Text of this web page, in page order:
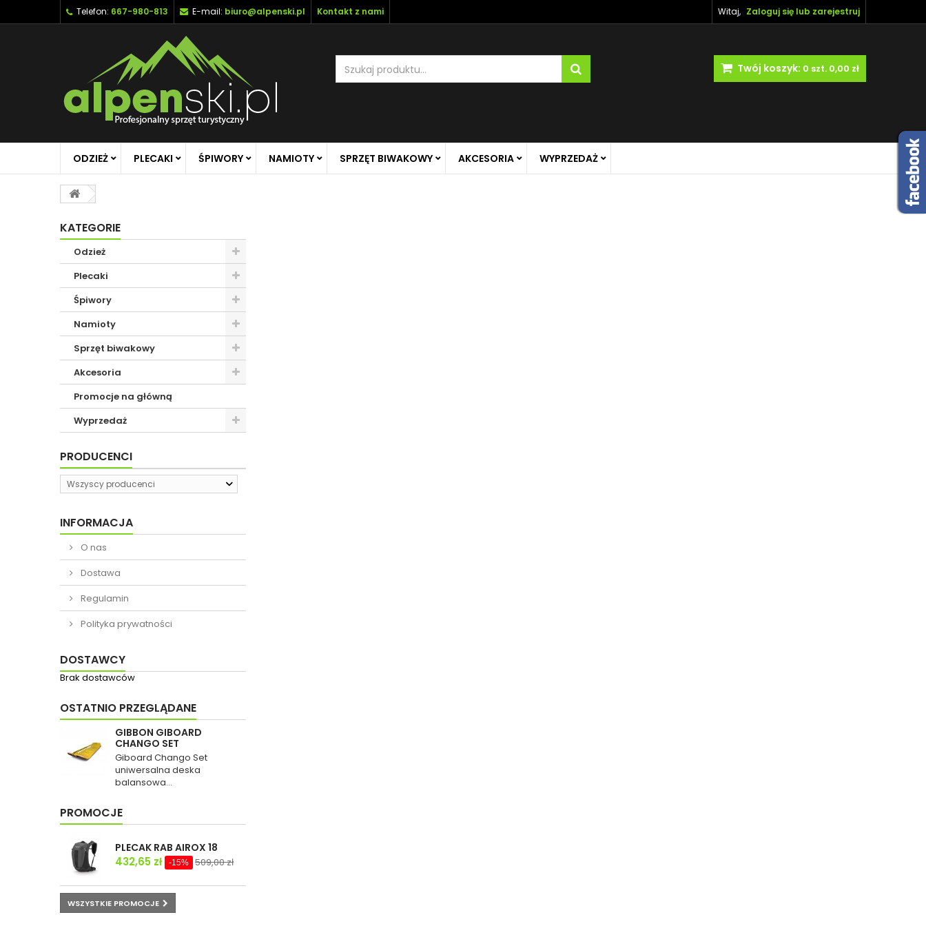
Witaj, Zaloguj się lub zarejestruj
Telefon: 667-980-813 E-mail: biuro@alpenski.pl Kontakt z nami
Twój koszyk: 0 szt. 0,00 zł
ODZIEŻ PLECAKI ŚPIWORY NAMIOTY SPRZĘT BIWAKOWY AKCESORIA WYPRZEDAŻ
KATEGORIE
Odzież
Plecaki
Śpiwory
Namioty
Sprzęt biwakowy
Akcesoria
Promocje na główną
Wyprzedaż
PRODUCENCI
Wszyscy producenci
INFORMACJA
O nas
Dostawa
Regulamin
Polityka prywatności
DOSTAWCY
Brak dostawców
OSTATNIO PRZEGLĄDANE
GIBBON GIBOARD
CHANGO SET
Giboard Chango Set
uniwersalna deska
balansowa...
PROMOCJE
PLECAK RAB AIROX 18
432,65 zł -15% 509,00 zł
WSZYSTKIE PROMOCJE